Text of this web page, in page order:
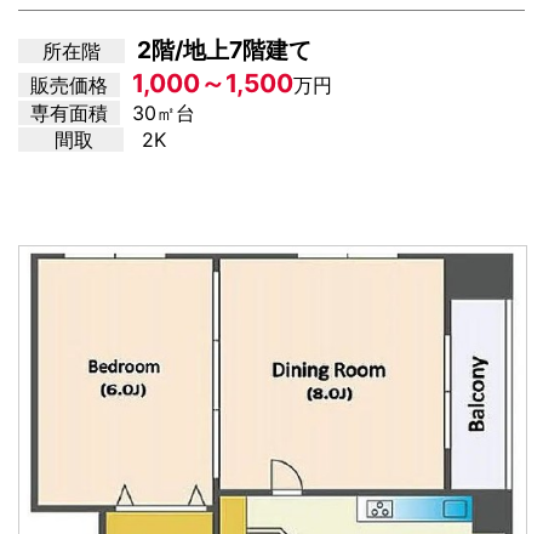
所在階 2階/地上7階建て
販売価格 1,000～1,500万円
専有面積
30㎡台
間取
2K